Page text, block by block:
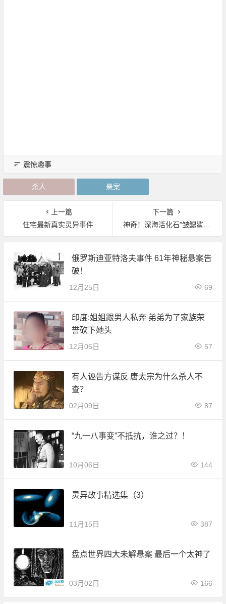
震惊趣事
杀人 悬案
上一篇
住宅最新真实灵异事件
下一篇
神奇！深海活化石”皱鳃鲨”的孕期居然是3年
俄罗斯迪亚特洛夫事件 61年神秘悬案告
破！
12月25日 69
印度:姐姐跟男人私奔 弟弟为了家族荣
誉砍下她头
12月06日 57
有人诬告方谋反 唐太宗为什么杀人不
查？
02月09日 87
“九一八事变”不抵抗，谁之过？！
10月06日 144
灵异故事精选集（3）
11月15日 387
盘点世界四大未解悬案 最后一个太神了
03月02日 166